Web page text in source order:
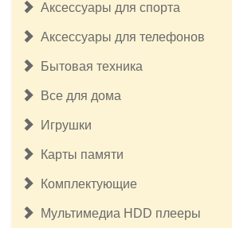
Аксессуары для спорта
Аксессуары для телефонов
Бытовая техника
Все для дома
Игрушки
Карты памяти
Комплектующие
Мультимедиа HDD плееры